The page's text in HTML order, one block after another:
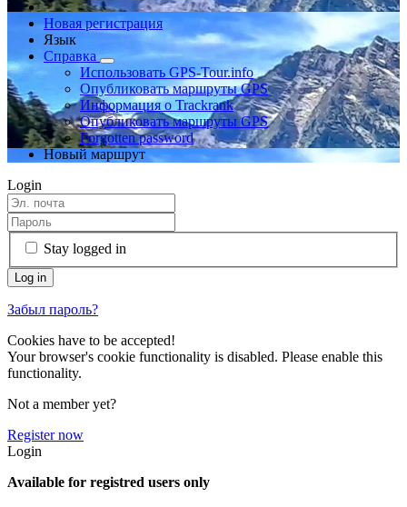
Новая регистрация
Язык
Справка
Использовать GPS-Tour.info
Опубликовать маршруты GPS
Информация о Trackrank
Опубликовать маршруты GPS
Forgotten password
Новый маршрут
Login
Stay logged in
Забыл пароль?
Cookies have to be accepted!
Your browser's cookie functionality is disabled. Please enable this
functionality.
Not a member yet?
Register now
Login
Available for registred users only